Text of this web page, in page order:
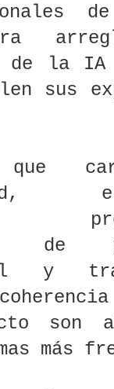
de la IA
sus
que
de
y
son
más